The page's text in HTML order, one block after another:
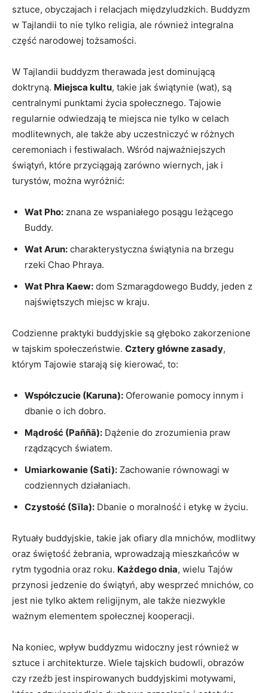
sztuce, obyczajach i relacjach ‌międzyludzkich. Buddyzm
w Tajlandii​ to ‌nie tylko religia, ale⁤ również integralna
część narodowej tożsamości.
W⁤ Tajlandii buddyzm therawada jest dominującą
doktryną. Miejsca kultu, takie jak świątynie (wat),‍ są
centralnymi punktami życia społecznego. Tajowie
regularnie odwiedzają te ⁢miejsca nie tylko w‍ celach
modlitewnych,⁤ ale także aby uczestniczyć w różnych
ceremoniach i festiwalach. Wśród najważniejszych
świątyń, które przyciągają ​zarówno wiernych, jak i
turystów, można wyróżnić:
Wat Pho: znana ze wspaniałego ​posągu leżącego
Buddy.
Wat Arun: charakterystyczna‌ świątynia na brzegu
rzeki Chao Phraya.
Wat Phra Kaew: dom Szmaragdowego Buddy, jeden z
najświętszych ​miejsc⁤ w kraju.
Codzienne praktyki buddyjskie są⁤ głęboko zakorzenione ​
w ⁢tajskim społeczeństwie. Cztery główne zasady,⁢
którym​ Tajowie starają się ⁢kierować, to:
Współczucie‌ (Karuna): Oferowanie ‍pomocy innym i
dbanie ​o ich dobro.
Mądrość (Paññā): Dążenie do zrozumienia⁢ praw
rządzących światem.
Umiarkowanie (Sati): ⁤Zachowanie równowagi w
codziennych działaniach.
Czystość (Sīla): ⁣Dbanie o moralność i etykę w ​życiu.
Rytuały buddyjskie, takie jak ofiary dla mnichów, modlitwy⁤
oraz świętość żebrania, wprowadzają mieszkańców w
rytm ‌tygodnia oraz roku. Każdego dnia, ‌wielu Tajów​
przynosi jedzenie do‍ świątyń, aby wesprzeć ‍mnichów, co⁤
jest nie ⁢tylko aktem religijnym, ale także⁣ niezwykle
ważnym elementem‍ społecznej kooperacji.
Na koniec, wpływ buddyzmu widoczny jest również w
sztuce i architekturze. Wiele tajskich​ budowli, obrazów
czy rzeźb jest​ inspirowanych buddyjskimi motywami,